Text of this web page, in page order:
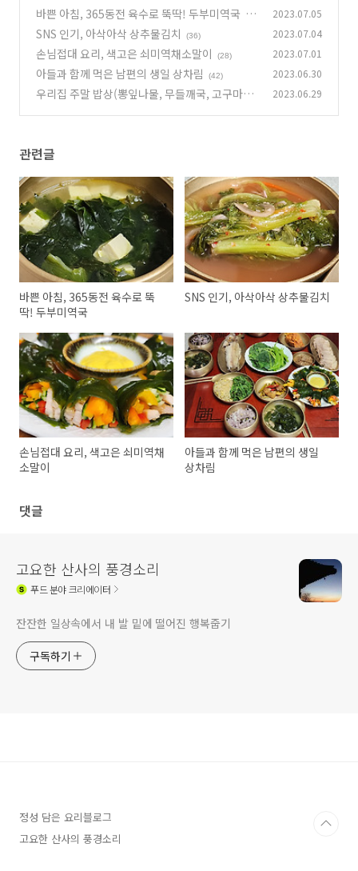
바쁜 아침, 365동전 육수로 뚝딱! 두부미역국
(3
2)
2023.07.05
SNS 인기, 아삭아삭 상추물김치 (36) 2023.07.04
손님접대 요리, 색고은 쇠미역채소말이 (28) 2023.07.01
아들과 함께 먹은 남편의 생일 상차림 (42) 2023.06.30
우리집 주말 밥상(뽕잎나물, 무들깨국, 고구마채
2023.06.29
관련글
바쁜 아침, 365동전 육수로 뚝
딱! 두부미역국
SNS 인기, 아삭아삭 상추물김치
손님접대 요리, 색고은 쇠미역채
소말이
아들과 함께 먹은 남편의 생일
상차림
댓글
고요한 산사의 풍경소리
푸드분야 크리에이터
잔잔한 일상속에서 내 발 밑에 떨어진 행복줍기
구독하기
정성 담은 요리블로그
고요한 산사의 풍경소리